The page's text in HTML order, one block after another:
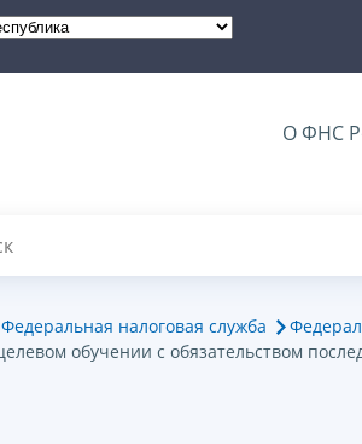
О ФНС
Федеральная налоговая служба
обучении с обязательством